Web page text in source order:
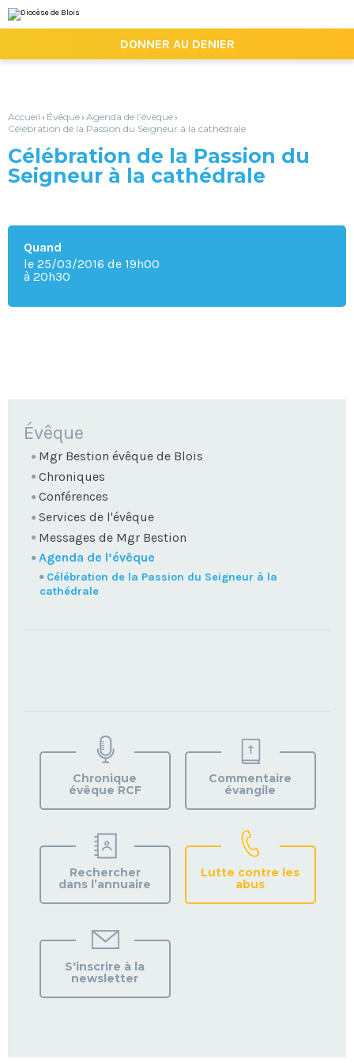
au
contenu.
la
personnels
DONNER AU DENIER
Accueil › Évêque› Agenda de l’évêque›
Célébration de la Passion du Seigneur à la cathédrale
Célébration de la Passion du
Seigneur à la cathédrale
Quand
le 25/03/2016 de 19h00
à 20h30
NAVIGATION
Évêque
Mgr Bestion évêque de Blois
Chroniques
Conférences
Services de l'évêque
Messages de Mgr Bestion
Agenda de l’évêque
Célébration de la Passion du Seigneur à la
cathédrale
VOTRE
PAROISSE
Chronique
évêque RCF
Commentaire
évangile
Rechercher
dans l’annuaire
Lutte contre les
abus
S'inscrire à la
newsletter